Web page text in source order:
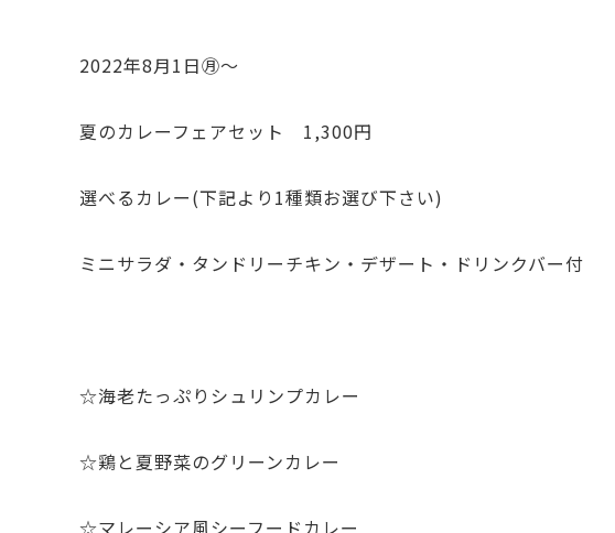
2022年8月1日㊊～
夏のカレーフェアセット 1,300円
選べるカレー(下記より1種類お選び下さい)
ミニサラダ・タンドリーチキン・デザート・ドリンクバー付
☆海老たっぷりシュリンプカレー
☆鶏と夏野菜のグリーンカレー
☆マレーシア風シーフードカレー